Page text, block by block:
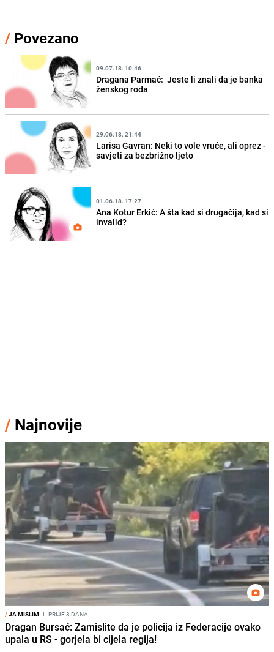
/ Povezano
09.07.18. 10:46
Dragana Parmać: Jeste li znali da je banka
ženskog roda
29.06.18. 21:44
Larisa Gavran: Neki to vole vruće, ali oprez -
savjeti za bezbrižno ljeto
01.06.18. 17:27
Ana Kotur Erkić: A šta kad si drugačija, kad si
invalid?
/ Najnovije
/JA MISLIM I PRIJE 3 DANA
Dragan Bursać: Zamislite da je policija iz Federacije ovako
upala u RS - gorjela bi cijela regija!